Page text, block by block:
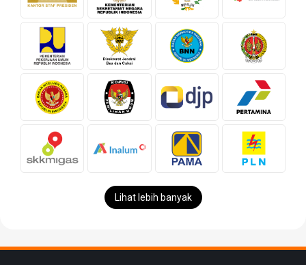
Lihat lebih banyak